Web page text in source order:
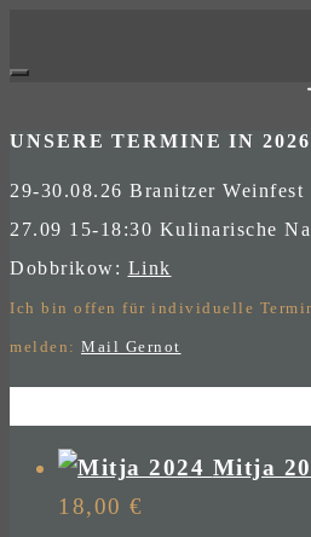
to
UNSERE TERMINE IN 2026
29-30.08.26 Branitzer Weinfest
27.09 15-18:30 Kulinarische
Dobbrikow: Link
Ich bin offen für individuelle
melden: Mail Gernot
Mitja
18,00 €